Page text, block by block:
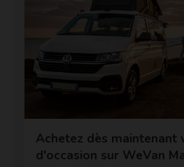
Achetez dès maintenant
d'occasion sur WeVan